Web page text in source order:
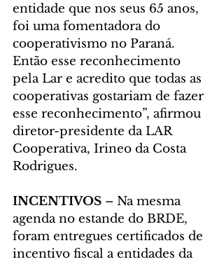
entidade que nos seus 65 anos,
foi uma fomentadora do
cooperativismo no Paraná.
Então esse reconhecimento
pela Lar e acredito que todas as
cooperativas gostariam de fazer
esse reconhecimento”, afirmou
diretor-presidente da LAR
Cooperativa, Irineo da Costa
Rodrigues.
INCENTIVOS – Na mesma
agenda no estande do BRDE,
foram entregues certificados de
incentivo fiscal a entidades da